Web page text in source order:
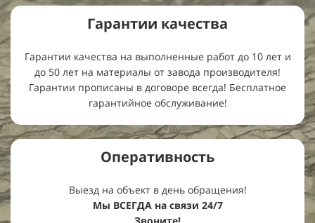
Гарантии качества
Гарантии качества на выполненные работ до 10 лет и
до 50 лет на материалы от завода производителя!
Гарантии прописаны в договоре всегда! Бесплатное
гарантийное обслуживание!
Оперативность
Выезд на объект в день обращения!
Мы ВСЕГДА на связи 24/7